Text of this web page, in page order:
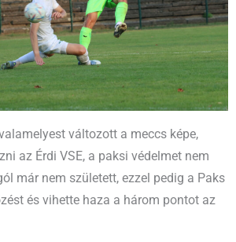
változott a meccs képe,
az Érdi VSE, a paksi védelmet nem
már nem született, ezzel pedig a Paks
és vihette haza a három pontot az